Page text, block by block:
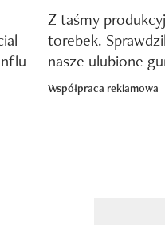
Z taśmy
torebek.
nasze ulubione
Współpraca reklamowa